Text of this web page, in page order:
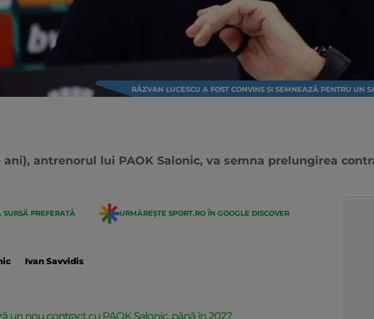
RĂZVAN LUCESCU A FOST CONVINS ȘI SEMNEAZĂ PENTRU UN
ani), antrenorul lui PAOK Salonic, va semna prelungirea
PREFERATĂ URMĂREȘTE SPORT.RO ÎN GOOGLE DISCOVER
Ivan Savvidis
un nou contract cu PAOK Salonic, până în 2027